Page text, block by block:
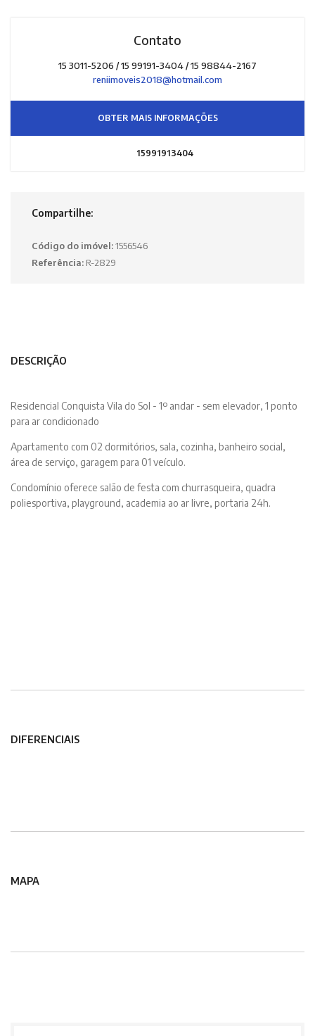
Contato
15 3011-5206 / 15 99191-3404 / 15 98844-2167
reniimoveis2018@hotmail.com
OBTER MAIS INFORMAÇÕES
15991913404
Compartilhe:
Código do imóvel:1556546
Referência: R-2829
DESCRIÇÃO
Residencial Conquista Vila do Sol - 1º andar - sem elevador, 1 ponto
para ar condicionado
Apartamento com 02 dormitórios, sala, cozinha, banheiro social,
área de serviço, garagem para 01 veículo.
Condomínio oferece salão de festa com churrasqueira, quadra
poliesportiva, playground, academia ao ar livre, portaria 24h.
DIFERENCIAIS
MAPA